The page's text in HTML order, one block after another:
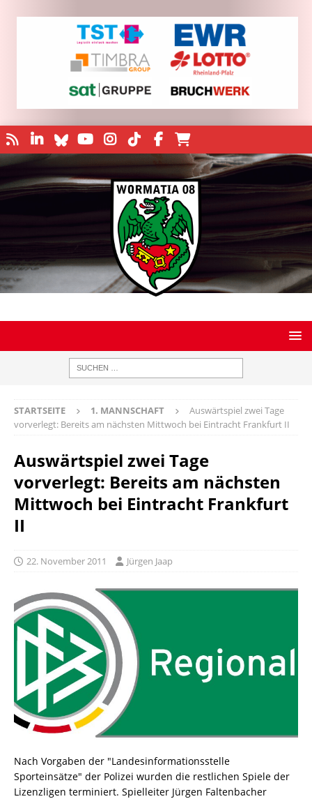
STARTSEITE 1. MANNSCHAFT
Auswärtspiel zwei Tage
vorverlegt: Bereits am nächsten Mittwoch bei Eintracht Frankfurt II
Auswärtspiel zwei Tage
vorverlegt: Bereits am nächsten
Mittwoch bei Eintracht Frankfurt
II
22. November 2011 Jürgen Jaap
Nach Vorgaben der "Landesinformationsstelle
Sporteinsätze" der Polizei wurden die restlichen Spiele der
Lizenzligen terminiert. Spielleiter Jürgen Faltenbacher